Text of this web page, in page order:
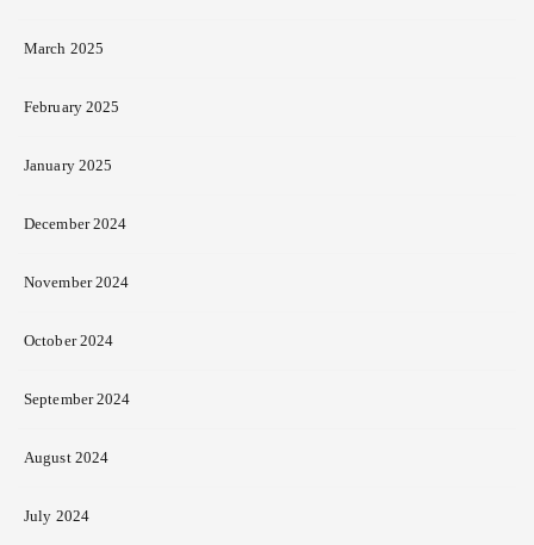
March 2025
February 2025
January 2025
December 2024
November 2024
October 2024
September 2024
August 2024
July 2024